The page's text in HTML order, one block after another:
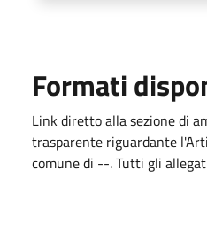
Formati
Link diretto alla sezione di
trasparente riguardante
comune di --. Tutti gli